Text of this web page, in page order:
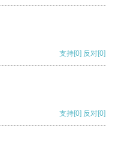
支持[0] 反对[0]
支持[0] 反对[0]